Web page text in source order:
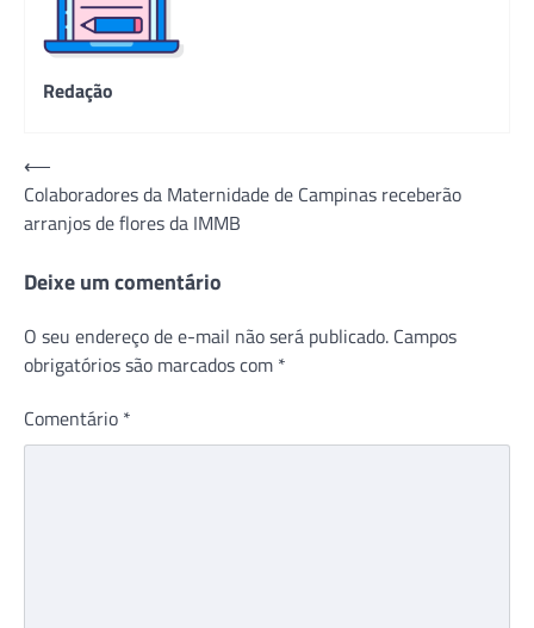
Redação
Navegação
de
Post
⟵
Colaboradores da Maternidade de Campinas receberão
arranjos de flores da IMMB
Deixe um comentário
O seu endereço de e-mail não será publicado. Campos
obrigatórios são marcados com *
Comentário *